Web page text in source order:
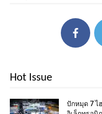
Hot Issue
ปักหมุด 7 ไ